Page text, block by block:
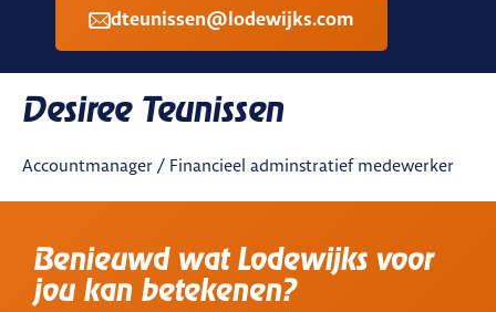
Desiree Teunissen
Accountmanager / Financieel adminstratief medewerker
dteunissen@lodewijks.com
Benieuwd wat Lodewijks voor
jou kan betekenen?